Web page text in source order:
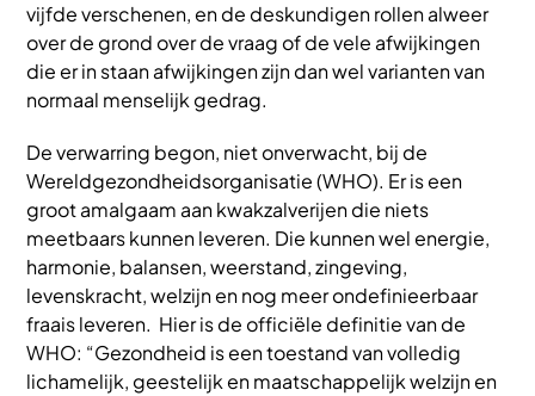
vijfde verschenen, en de deskundigen rollen alweer
over de grond over de vraag of de vele afwijkingen
die er in staan afwijkingen zijn dan wel varianten van
normaal menselijk gedrag.
De verwarring begon, niet onverwacht, bij de
Wereldgezondheidsorganisatie (WHO). Er is een
groot amalgaam aan kwakzalverijen die niets
meetbaars kunnen leveren. Die kunnen wel energie,
harmonie, balansen, weerstand, zingeving,
levenskracht, welzijn en nog meer ondefinieerbaar
fraais leveren. Hier is de officiële definitie van de
WHO: “Gezondheid is een toestand van volledig
lichamelijk, geestelijk en maatschappelijk welzijn en